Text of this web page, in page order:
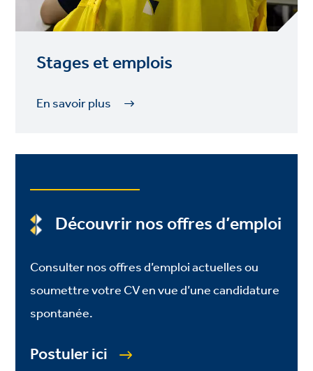
Stages et emplois
En savoir plus
Découvrir nos offres d’emploi
Consulter nos offres d’emploi actuelles ou
soumettre votre CV en vue d’une candidature
spontanée.
Postuler ici